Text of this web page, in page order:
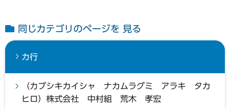
同じカテゴリのページを 見る
カ行
（カブシキカイシャ ナカムラグミ アラキ タカ
ヒロ）株式会社 中村組 荒木 孝宏